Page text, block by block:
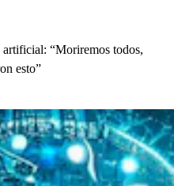
“Moriremos todos,
esto”